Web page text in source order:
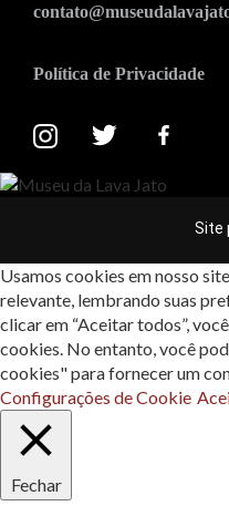
Política de Privacidade
Site
Usamos cookies em nosso
relevante, lembrando suas
clicar em “Aceitar todos”,
cookies. No entanto, você
cookies" para fornecer um
Configurações de Cookie
Fechar